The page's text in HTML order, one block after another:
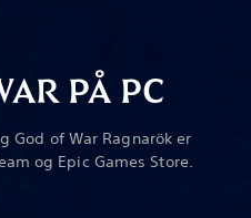
PÅ PC
God of War Ragnarök er
og Epic Games Store.